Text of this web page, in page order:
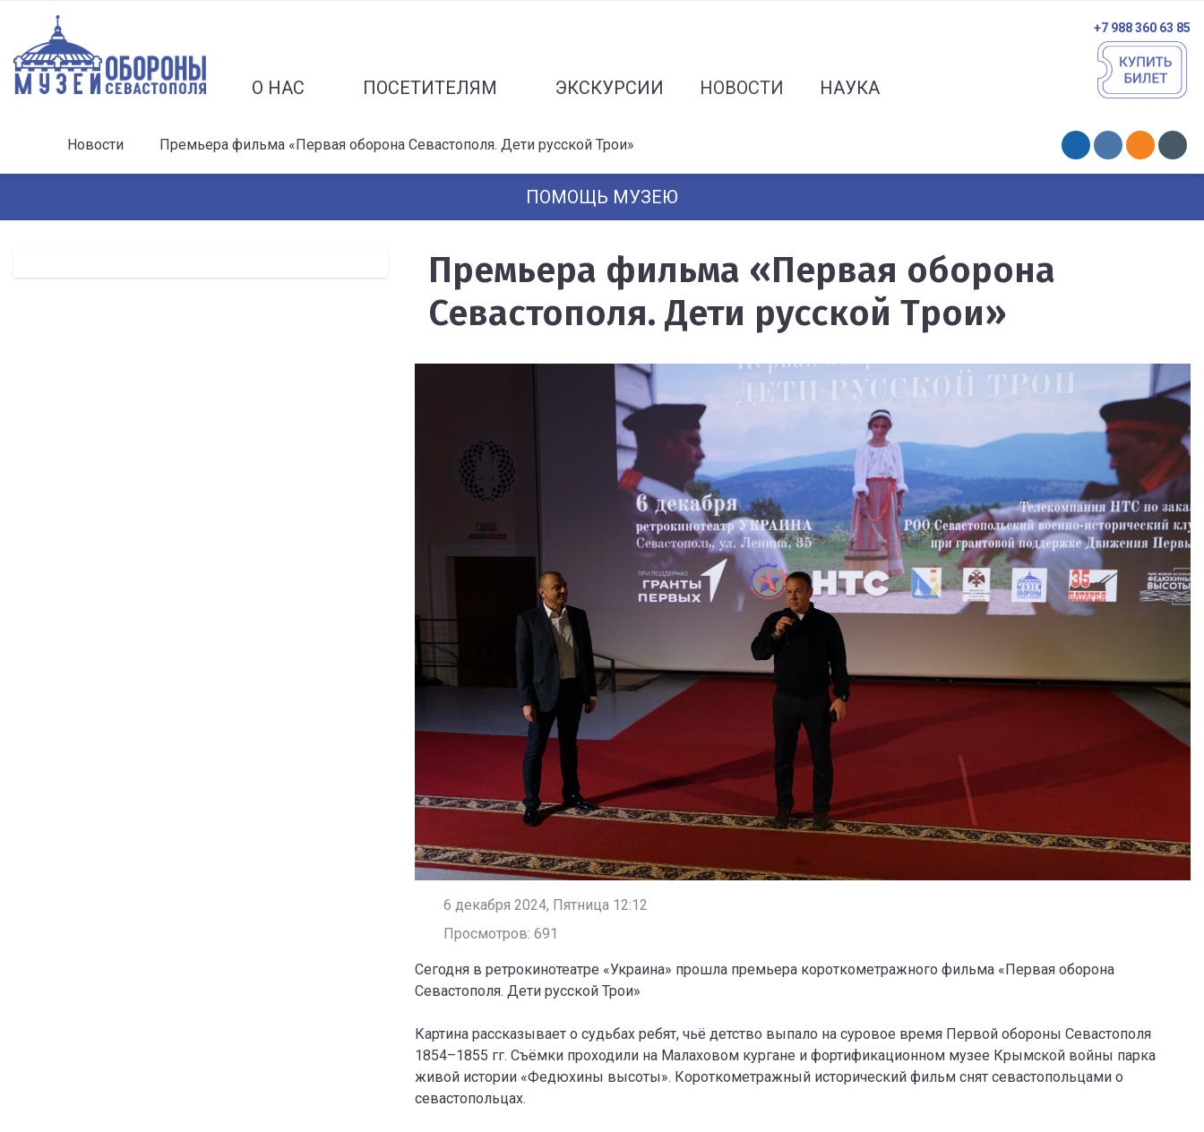
О НАС ПОСЕТИТЕЛЯМ ЭКСКУРСИИ НОВОСТИ НАУКА
+7 988 360 63 85
Новости Премьера фильма «Первая оборона Севастополя. Дети русской Трои»
ПОМОЩЬ МУЗЕЮ
Премьера фильма «Первая оборона
Севастополя. Дети русской Трои»
6 декабря 2024, Пятница 12:12
Просмотров: 691
Сегодня в ретрокинотеатре «Украина» прошла премьера короткометражного фильма «Первая оборона
Севастополя. Дети русской Трои»
Картина рассказывает о судьбах ребят, чьё детство выпало на суровое время Первой обороны Севастополя
1854–1855 гг. Съёмки проходили на Малаховом кургане и фортификационном музее Крымской войны парка
живой истории «Федюхины высоты». Короткометражный исторический фильм снят севастопольцами о
севастопольцах.